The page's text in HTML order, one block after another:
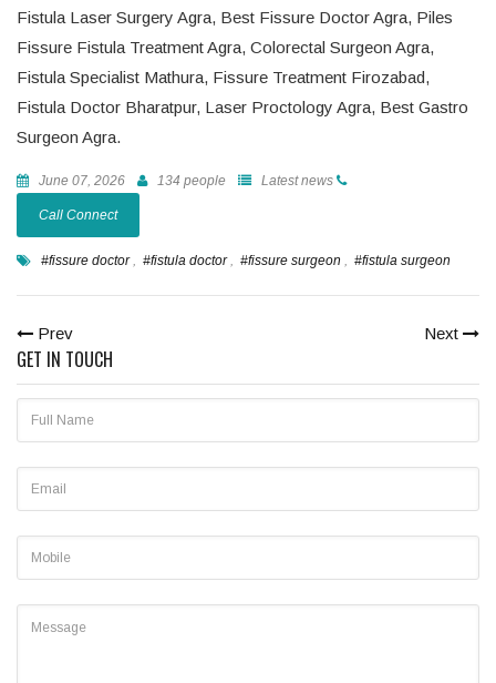
Fistula Laser Surgery Agra, Best Fissure Doctor Agra, Piles
Fissure Fistula Treatment Agra, Colorectal Surgeon Agra,
Fistula Specialist Mathura, Fissure Treatment Firozabad,
Fistula Doctor Bharatpur, Laser Proctology Agra, Best Gastro
Surgeon Agra.
June 07, 2026 134 people Latest news
Call Connect
#fissure doctor, #fistula doctor, #fissure surgeon , #fistula surgeon
Prev Next
GET IN TOUCH